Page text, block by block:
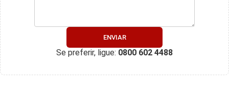
ENVIAR
Se preferir, ligue: 0800 602 4488